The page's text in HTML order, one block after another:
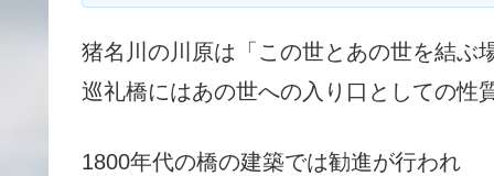
猪名川の川原は「この世とあの世を結ぶ
巡礼橋にはあの世への入り口としての性
1800年代の橋の建築では勧進が行われ